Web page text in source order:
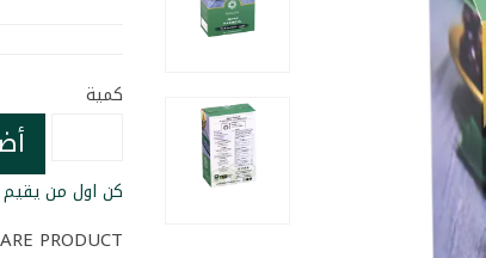
كمية
كن اول من يقيم
PRODUCT